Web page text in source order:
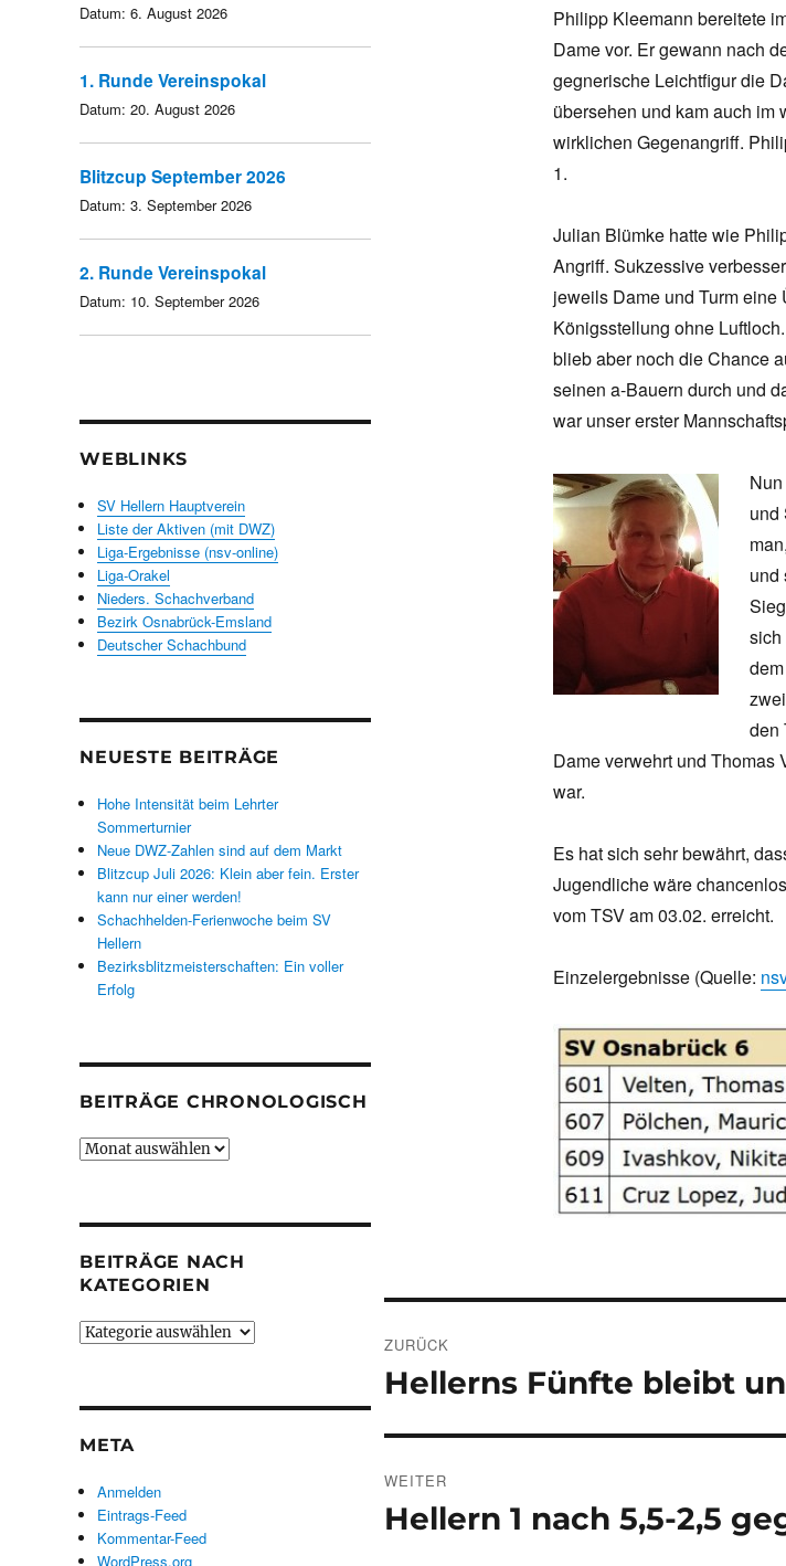
Philipp Kleemann bereitete
Dame vor. Er gewann nach
gegnerische Leichtfigur die
übersehen und kam auch im
wirklichen Gegenangriff.
1.
Julian Blümke hatte wie
Angriff. Sukzessive
jeweils Dame und Turm
Königsstellung ohne
blieb aber noch die Chance
seinen a-Bauern durch und
war unser erster
und
und
sich
den
Dame verwehrt und Thomas
war.
Es hat sich sehr bewährt,
Jugendliche wäre
vom TSV am 03.02. erreicht.
Einzelergebnisse (Quelle:
ZURÜCK
Vorheriger
Hellerns Fünfte bleibt
WEITER
Nächster
Hellern 1 nach 5,5-2,5
Datum: 6. August 2026
1. Runde Vereinspokal
Datum: 20. August 2026
Blitzcup September 2026
Datum: 3. September 2026
2. Runde Vereinspokal
Datum: 10. September 2026
WEBLINKS
SV Hellern Hauptverein
Liste der Aktiven (mit DWZ)
Liga-Ergebnisse (nsv-online)
Liga-Orakel
Nieders. Schachverband
Bezirk Osnabrück-Emsland
Deutscher Schachbund
NEUESTE BEITRÄGE
Hohe Intensität beim Lehrter
Sommerturnier
Neue DWZ-Zahlen sind auf dem Markt
Blitzcup Juli 2026: Klein aber fein. Erster
kann nur einer werden!
Schachhelden-Ferienwoche beim SV
Hellern
Bezirksblitzmeisterschaften: Ein voller
Erfolg
BEITRÄGE CHRONOLOGISCH
Beiträge
BEITRÄGE NACH
KATEGORIEN
Beiträge
META
Anmelden
Eintrags-Feed
Kommentar-Feed
WordPress.org